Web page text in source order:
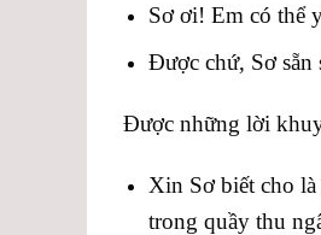
Sơ ơi! Em có thể
Được chứ, Sơ
Được những lời
Xin Sơ biết cho
trong quầy thu